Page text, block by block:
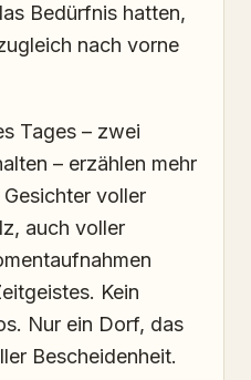
Bedürfnis hatten,
nach vorne
Tages – zwei
– erzählen mehr
voller
auch voller
Kein
Nur ein Dorf, das
Bescheidenheit.